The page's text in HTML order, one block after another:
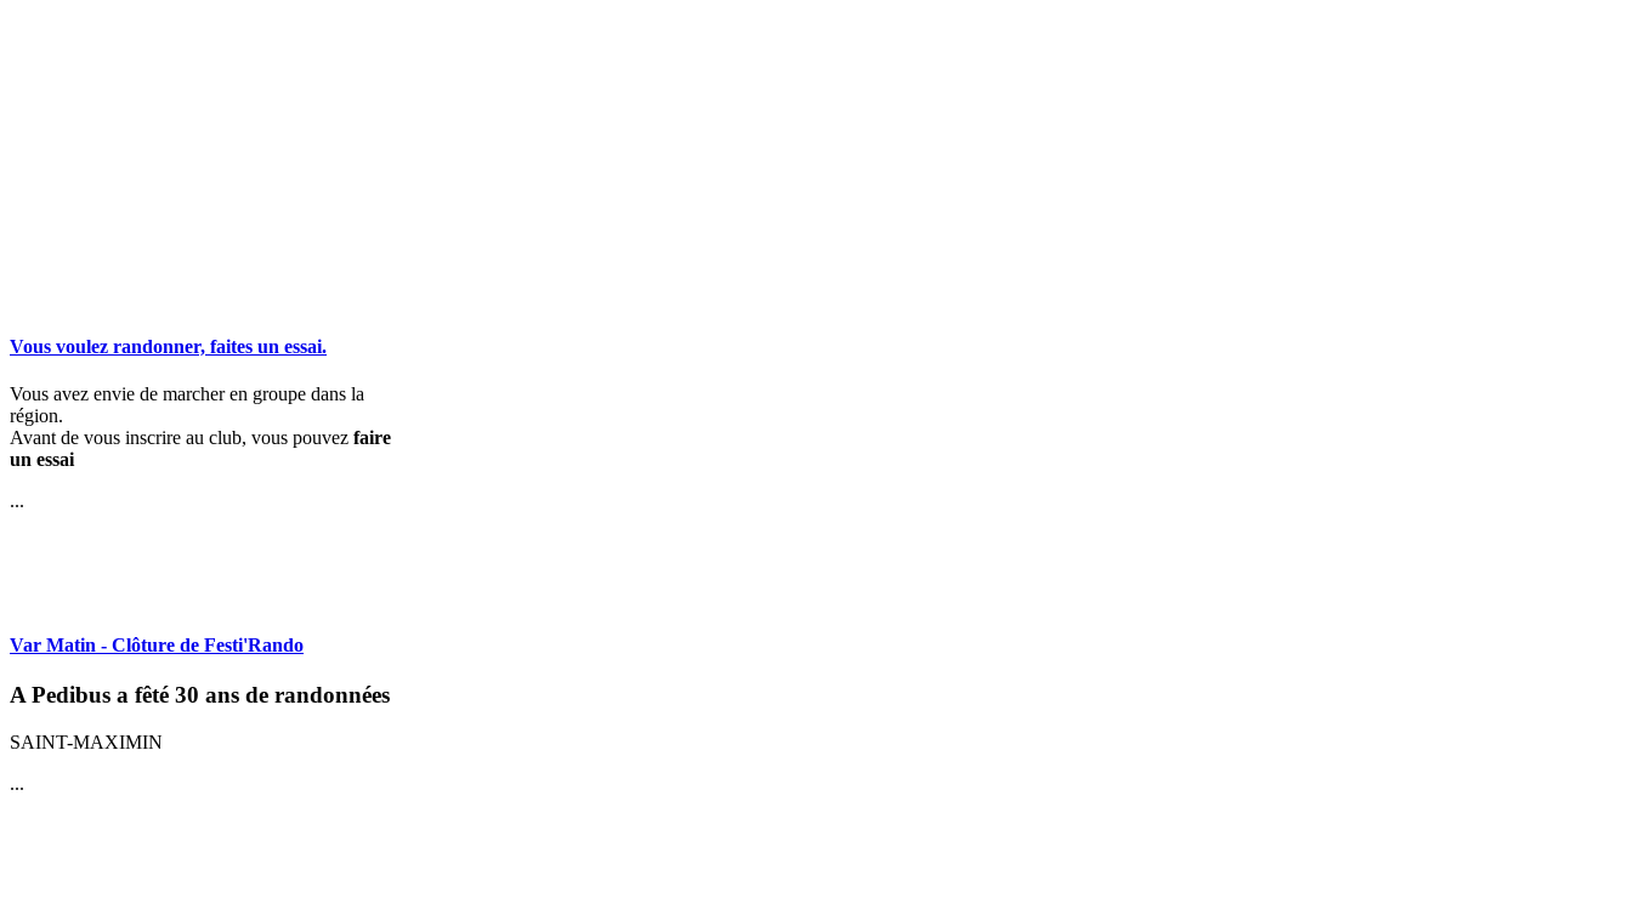
Vous voulez randonner, faites un essai.
Vous avez envie de marcher en groupe dans la
région.
Avant de vous inscrire au club, vous pouvez faire
un essai
...
Var Matin - Clôture de Festi'Rando
A Pedibus a fêté 30 ans de randonnées
SAINT-MAXIMIN
...